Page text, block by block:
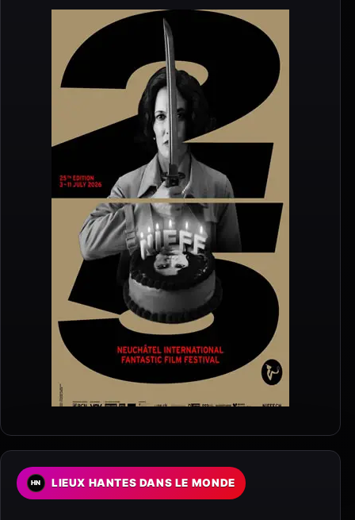
LIEUX HANTES DANS LE MONDE